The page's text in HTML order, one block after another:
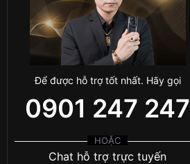
Để được hỗ trợ tốt nhất. Hãy gọi
0901 247 247
HOẶC
Chat hỗ trợ trực tuyến